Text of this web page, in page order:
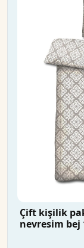
Çift kişilik
nevresim bej